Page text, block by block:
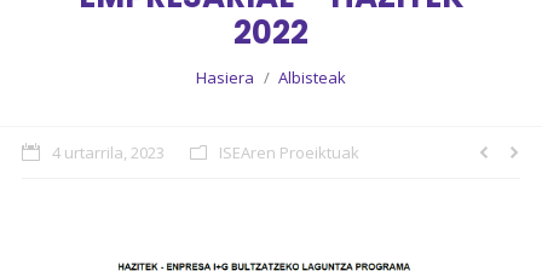
2022
Hasiera Albisteak
4 urtarrila, 2023 ISEAren Proeiktuak